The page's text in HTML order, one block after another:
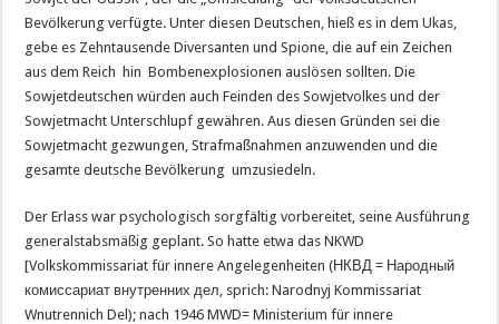
Bevölkerung verfügte. Unter diesen Deutschen, hieß es in dem Ukas,
gebe es Zehntausende Diversanten und Spione, die auf ein Zeichen
aus dem Reich hin Bombenexplosionen auslösen sollten. Die
Sowjetdeutschen würden auch Feinden des Sowjetvolkes und der
Sowjetmacht Unterschlupf gewähren. Aus diesen Gründen sei die
Sowjetmacht gezwungen, Strafmaßnahmen anzuwenden und die
gesamte deutsche Bevölkerung umzusiedeln.
Der Erlass war psychologisch sorgfältig vorbereitet, seine Ausführung
generalstabsmäßig geplant. So hatte etwa das NKWD
[Volkskommissariat für innere Angelegenheiten (НКВД = Народный
комиссариат внутренних дел, sprich: Narodnyj Kommissariat
Wnutrennich Del); nach 1946 MWD= Ministerium für innere